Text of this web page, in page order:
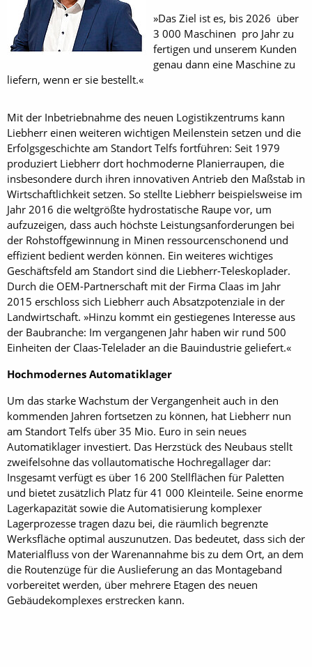
»Das Ziel ist es, bis 2026 über
3 000 Maschinen pro Jahr zu
fertigen und unserem Kunden
genau dann eine Maschine zu
liefern, wenn er sie bestellt.«
Mit der Inbetriebnahme des neuen Logistikzentrums kann
Liebherr einen weiteren wichtigen Meilenstein setzen und die
Erfolgsgeschichte am Standort Telfs fortführen: Seit 1979
produziert Liebherr dort hochmoderne Planierraupen, die
insbesondere durch ihren innovativen Antrieb den Maßstab in
Wirtschaftlichkeit setzen. So stellte Liebherr beispielsweise im
Jahr 2016 die weltgrößte hydrostatische Raupe vor, um
aufzuzeigen, dass auch höchste Leistungsanforderungen bei
der Rohstoffgewinnung in Minen ressourcenschonend und
effizient bedient werden können. Ein weiteres wichtiges
Geschäftsfeld am Standort sind die Liebherr-Teleskoplader.
Durch die OEM-Partnerschaft mit der Firma Claas im Jahr
2015 erschloss sich Liebherr auch Absatzpotenziale in der
Landwirtschaft. »Hinzu kommt ein gestiegenes Interesse aus
der Baubranche: Im vergangenen Jahr haben wir rund 500
Einheiten der Claas-Telelader an die Bauindustrie geliefert.«
Hochmodernes Automatiklager
Um das starke Wachstum der Vergangenheit auch in den
kommenden Jahren fortsetzen zu können, hat Liebherr nun
am Standort Telfs über 35 Mio. Euro in sein neues
Automatiklager investiert. Das Herzstück des Neubaus stellt
zweifelsohne das vollautomatische Hochregallager dar:
Insgesamt verfügt es über 16 200 Stellflächen für Paletten
und bietet zusätzlich Platz für 41 000 Kleinteile. Seine enorme
Lagerkapazität sowie die Automatisierung komplexer
Lagerprozesse tragen dazu bei, die räumlich begrenzte
Werksfläche optimal auszunutzen. Das bedeutet, dass sich der
Materialfluss von der Warenannahme bis zu dem Ort, an dem
die Routenzüge für die Auslieferung an das Montageband
vorbereitet werden, über mehrere Etagen des neuen
Gebäudekomplexes erstrecken kann.